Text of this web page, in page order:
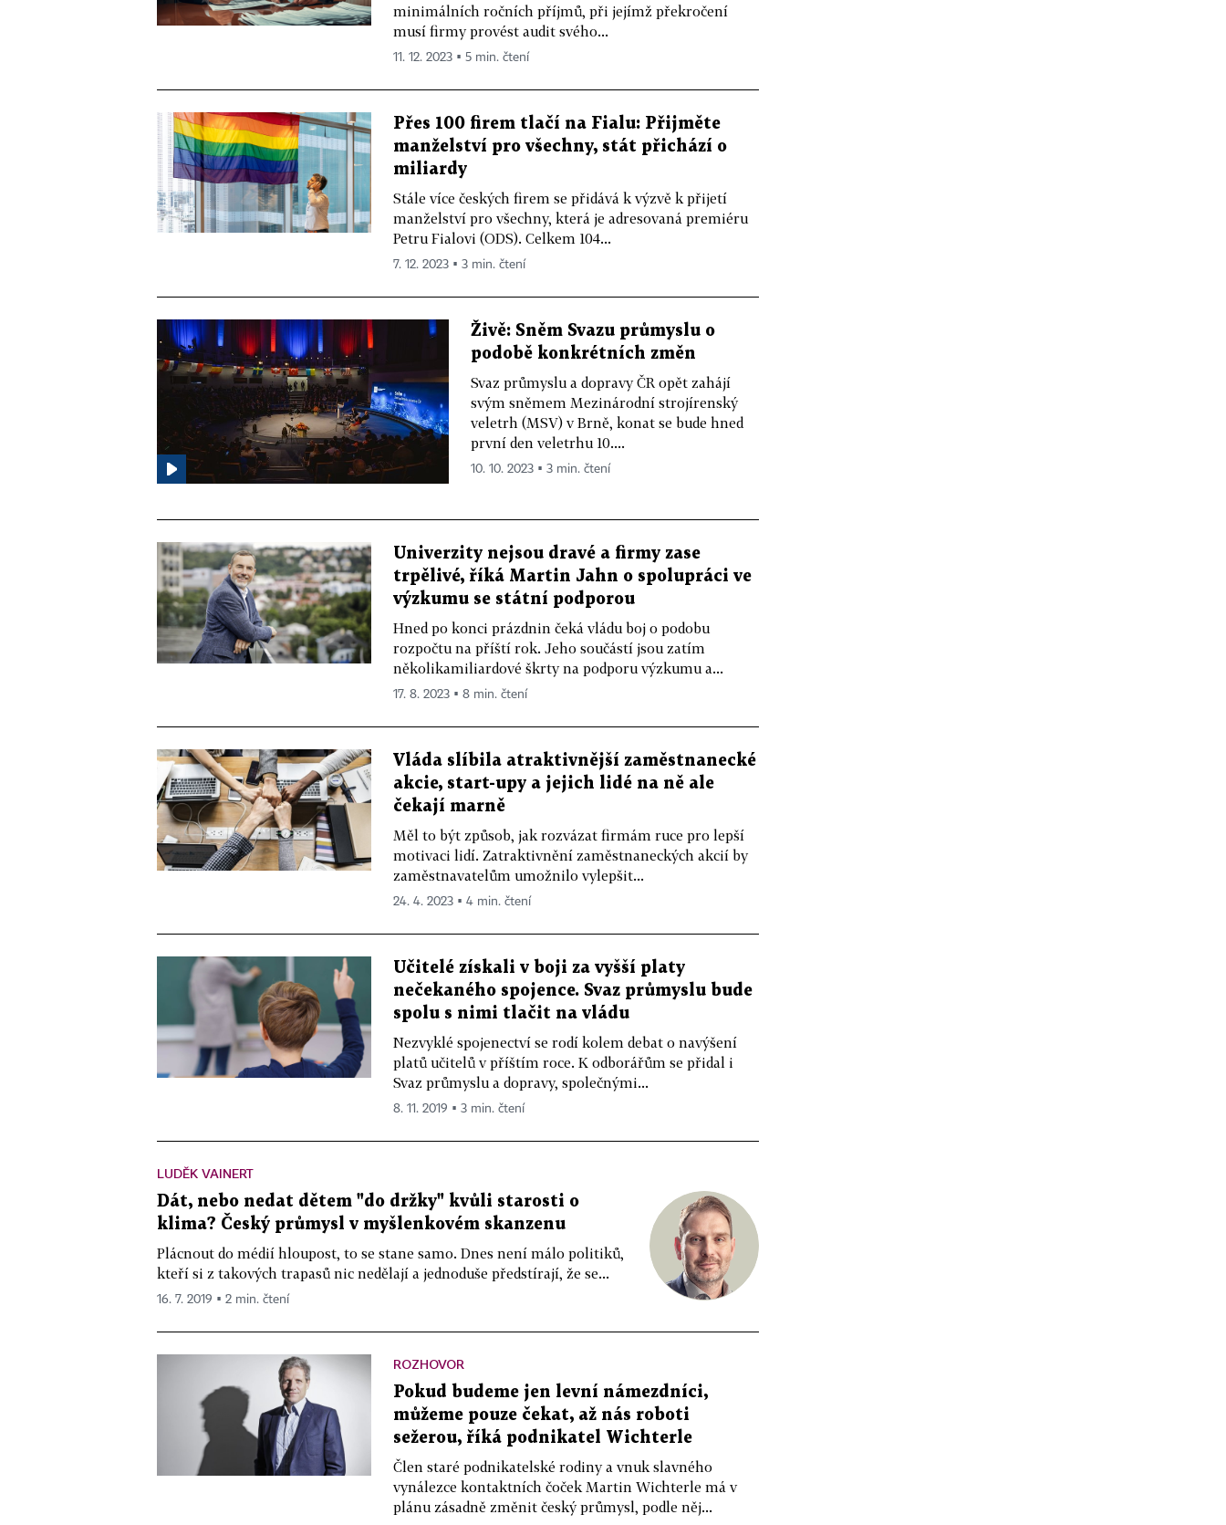
minimálních ročních příjmů, při jejímž překročení
musí firmy provést audit svého...
11. 12. 2023 ▪ 5 min. čtení
Přes 100 firem tlačí na Fialu: Přijměte
manželství pro všechny, stát přichází o
miliardy
Stále více českých firem se přidává k výzvě k přijetí
manželství pro všechny, která je adresovaná premiéru
Petru Fialovi (ODS). Celkem 104...
7. 12. 2023 ▪ 3 min. čtení
Živě: Sněm Svazu průmyslu o
podobě konkrétních změn
Svaz průmyslu a dopravy ČR opět zahájí
svým sněmem Mezinárodní strojírenský
veletrh (MSV) v Brně, konat se bude hned
první den veletrhu 10....
10. 10. 2023 ▪ 3 min. čtení
Univerzity nejsou dravé a firmy zase
trpělivé, říká Martin Jahn o spolupráci ve
výzkumu se státní podporou
Hned po konci prázdnin čeká vládu boj o podobu
rozpočtu na příští rok. Jeho součástí jsou zatím
několikamiliardové škrty na podporu výzkumu a...
17. 8. 2023 ▪ 8 min. čtení
Vláda slíbila atraktivnější zaměstnanecké
akcie, start-upy a jejich lidé na ně ale
čekají marně
Měl to být způsob, jak rozvázat firmám ruce pro lepší
motivaci lidí. Zatraktivnění zaměstnaneckých akcií by
zaměstnavatelům umožnilo vylepšit...
24. 4. 2023 ▪ 4 min. čtení
Učitelé získali v boji za vyšší platy
nečekaného spojence. Svaz průmyslu bude
spolu s nimi tlačit na vládu
Nezvyklé spojenectví se rodí kolem debat o navýšení
platů učitelů v příštím roce. K odborářům se přidal i
Svaz průmyslu a dopravy, společnými...
8. 11. 2019 ▪ 3 min. čtení
LUDĚK VAINERT
Dát, nebo nedat dětem "do držky" kvůli starosti o
klima? Český průmysl v myšlenkovém skanzenu
Plácnout do médií hloupost, to se stane samo. Dnes není málo politiků,
kteří si z takových trapasů nic nedělají a jednoduše předstírají, že se...
16. 7. 2019 ▪ 2 min. čtení
ROZHOVOR
Pokud budeme jen levní námezdníci,
můžeme pouze čekat, až nás roboti
sežerou, říká podnikatel Wichterle
Člen staré podnikatelské rodiny a vnuk slavného
vynálezce kontaktních čoček Martin Wichterle má v
plánu zásadně změnit český průmysl, podle něj...